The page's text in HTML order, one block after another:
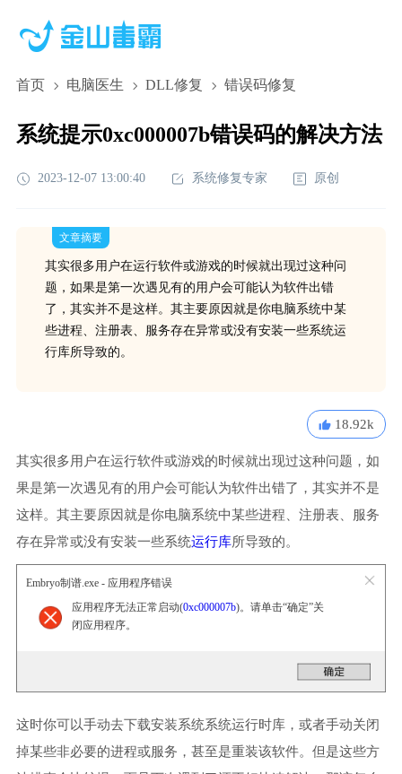
首页 电脑医生 DLL修复 错误码修复
系统提示0xc000007b错误码的解决方法
2023-12-07 13:00:40 系统修复专家 原创
文章摘要
其实很多用户在运行软件或游戏的时候就出现过这种问
题，如果是第一次遇见有的用户会可能认为软件出错
了，其实并不是这样。其主要原因就是你电脑系统中某
些进程、注册表、服务存在异常或没有安装一些系统运
行库所导致的。
18.92k
其实很多用户在运行软件或游戏的时候就出现过这种问题，如
果是第一次遇见有的用户会可能认为软件出错了，其实并不是
这样。其主要原因就是你电脑系统中某些进程、注册表、服务
存在异常或没有安装一些系统运行库所导致的。
Embryo制谱.exe - 应用程序错误
应用程序无法正常启动(0xc000007b)。请单击“确定”关
闭应用程序。
这时你可以手动去下载安装系统系统运行时库，或者手动关闭
掉某些非必要的进程或服务，甚至是重装该软件。但是这些方